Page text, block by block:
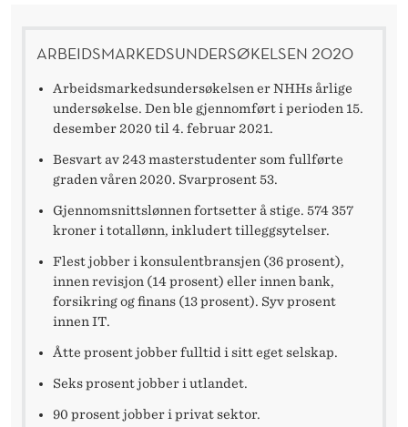
ARBEIDSMARKEDSUNDERSØKELSEN 2020
Arbeidsmarkedsundersøkelsen er NHHs årlige
undersøkelse. Den ble gjennomført i perioden 15.
desember 2020 til 4. februar 2021.
Besvart av 243 masterstudenter som fullførte
graden våren 2020. Svarprosent 53.
Gjennomsnittslønnen fortsetter å stige. 574 357
kroner i totallønn, inkludert tilleggsytelser.
Flest jobber i konsulentbransjen (36 prosent),
innen revisjon (14 prosent) eller innen bank,
forsikring og finans (13 prosent). Syv prosent
innen IT.
Åtte prosent jobber fulltid i sitt eget selskap.
Seks prosent jobber i utlandet.
90 prosent jobber i privat sektor.